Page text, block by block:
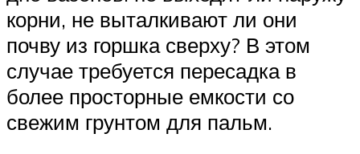
корни, не выталкивают ли они
почву из горшка сверху? В этом
случае требуется пересадка в
более просторные емкости со
свежим грунтом для пальм.